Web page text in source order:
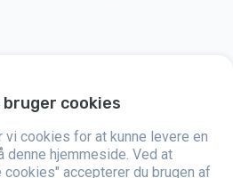
af det svenske firma Stroller AB i 2017.
lettere for både kommende og
hjælp fra et alsidigt team og
de udviklet brugervenlige apps, der
cookies
vi cookies for at kunne levere en
hjemmeside. Ved at
accepterer du brugen af